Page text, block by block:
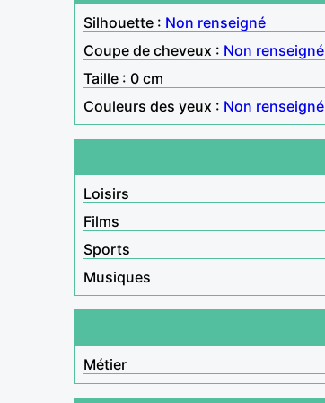
Silhouette : Non renseigné
Coupe de cheveux : Non renseigné
Taille : 0 cm
Couleurs des yeux : Non renseigné
Loisirs
Films
Sports
Musiques
Métier